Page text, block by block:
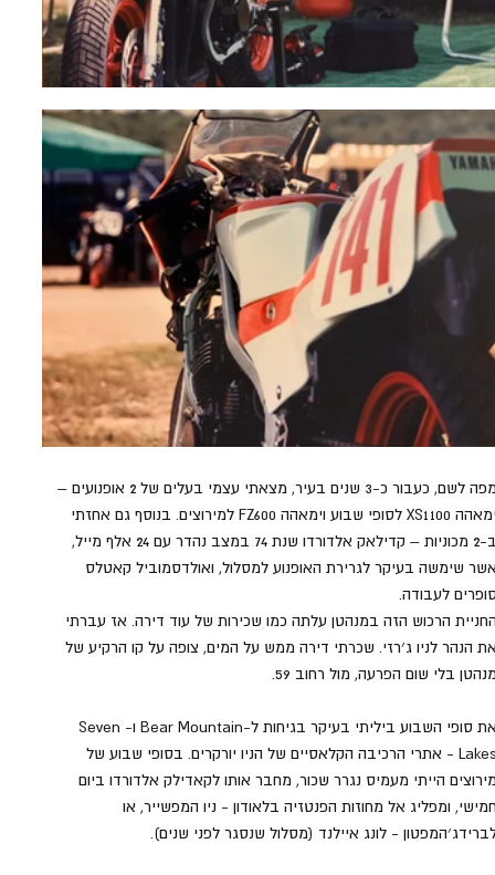
מפה לשם, כעבור כ-3 שנים בעיר, מצאתי עצמי בעלים של 2 אופנועים –
ימאהה XS1100 לסופי שבוע וימאהה FZ600 למירוצים. בנוסף גם אחזתי
ב-2 מכוניות – קדילאק אלדורדו שנת 74 במצב נהדר עם 24 אלף מייל,
שימשה בעיקר לגרירת האופנוע למסלול, ואולדסמוביל קאטלס
לעבודה.
הרכוש הזה במנהטן עלתה כמו שכירות של עוד דירה. אז עברתי
הנהר לניו ג׳רזי. שכרתי דירה ממש על המים, צופה על קו הרקיע של
בלי שום הפרעה, מול רחוב 59.
את סופי השבוע ביליתי בעיקר בגיחות ל-Bear Mountain ו-Seven
Lakes - אתרי הרכיבה הקלאסיים של הניו יורקרים. בסופי שבוע של
הייתי מעמיס נגרר שכור, מחבר אותו לקאדילק אלדורדו ביום
ומפליג אל מחוזות הפנטזיה בלאודון - ניו המפשייר, או
- לונג איילנד (מסלול שנסגר לפני שנים).